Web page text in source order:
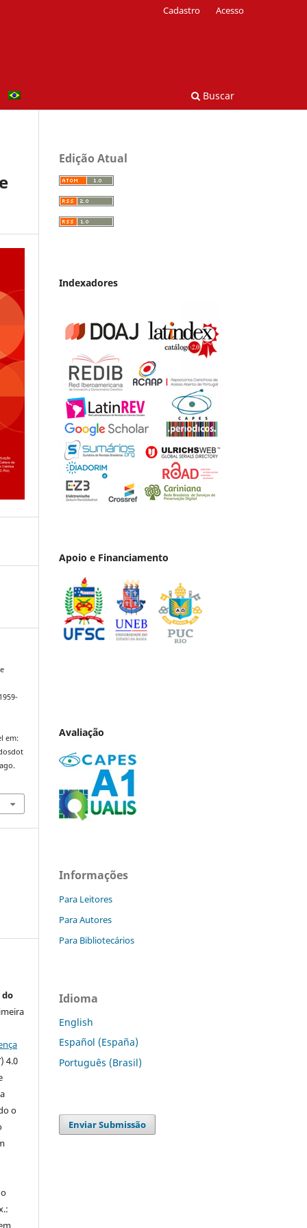
Buscar
Cadastro Acesso
em:
do
4.0
o
Edição Atual
Indexadores
Apoio e Financiamento
Avaliação
Informações
Para Leitores
Para Autores
Para Bibliotecários
Idioma
English
Español (España)
Português (Brasil)
Enviar Submissão